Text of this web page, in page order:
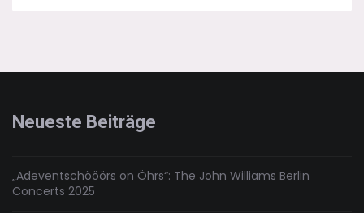
Neueste Beiträge
„Adeventschööörs on Öhrs“: The John Williams Berlin
Concerts 2025